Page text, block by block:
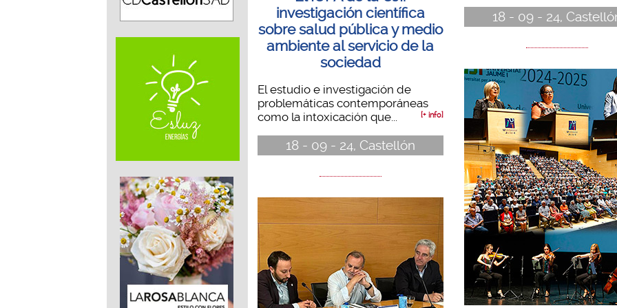
investigación científica
sobre salud pública y medio
ambiente al servicio de la
sociedad
El estudio e investigación de
problemáticas contemporáneas
como la intoxicación que...
[+ info]
18 - 09 - 24, Castellón
18 - 09 - 24,